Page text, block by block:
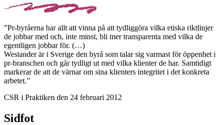
”Pr-byråerna har allt att vinna på att tydliggöra vilka etiska riktlinjer
de jobbar med och, inte minst, bli mer transparenta med vilka de
egentligen jobbar för. (…)
Westander är i Sverige den byrå som talar sig varmast för öppenhet i
pr-branschen och går tydligt ut med vilka klienter de har. Samtidigt
markerar de att de värnar om sina klienters integritet i det konkreta
arbetet.”
CSR i Praktiken den 24 februari 2012
Sidfot